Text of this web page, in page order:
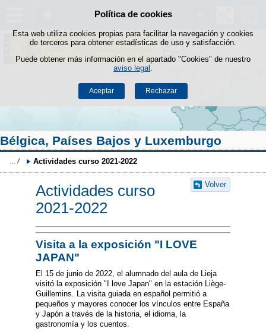
Política de cookies
Esta web utiliza cookies propias para facilitar la navegación y cookies
de terceros para obtener estadísticas de uso y satisfacción.
Puede obtener más información en el apartado "Cookies" de nuestro
aviso legal
Aceptar Rechazar
Saltar al contenido
Bélgica, Países Bajos y Luxemburgo
Actividades curso 2021-2022
Volver
Actividades curso
2021-2022
Visita a la exposición "I LOVE
JAPAN"
El 15 de junio de 2022, el alumnado del aula de Lieja
visitó la exposición "I love Japan" en la estación Liège-
Guillemins. La visita guiada en español permitió a
pequeños y mayores conocer los vínculos entre España
y Japón a través de la historia, el idioma, la
gastronomía y los cuentos.